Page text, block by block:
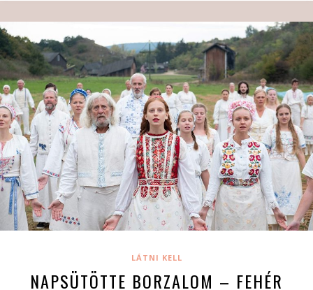
LÁTNI KELL
NAPSÜTÖTTE BORZALOM – FEHÉR